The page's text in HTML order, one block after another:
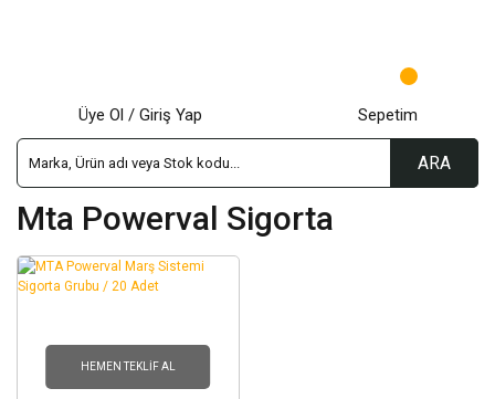
ARA
Üye Ol / Giriş Yap Sepetim
Mta Powerval Sigorta
HEMEN TEKLIF AL